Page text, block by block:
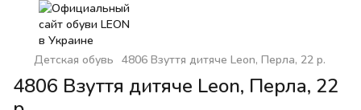
Детская обувь 4806 Взуття дитяче Leon, Перла, 22 р.
4806 Взуття дитяче Leon, Перла, 22